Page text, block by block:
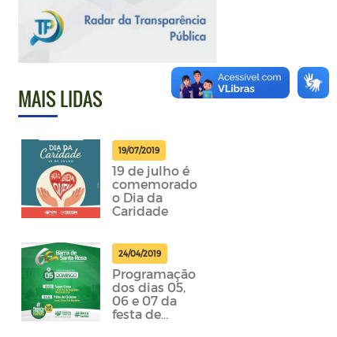
MAIS LIDAS
19/07/2019
19 de julho é
comemorado
o Dia da
Caridade
24/04/2019
Programação
dos dias 05,
06 e 07 da
festa de